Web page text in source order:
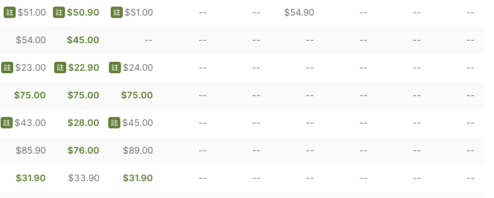
$51.00
註 $50.90
註 $51.00
註 -- -- $54.90 -- -- --
$54.00 $45.00 -- -- -- -- -- -- --
$23.00
註 $22.90
註 $24.00
註 -- -- -- -- -- --
$75.00 $75.00 $75.00 -- -- -- -- -- --
$43.00
註 $28.00 $45.00
註 -- -- -- -- -- --
$85.90 $76.00 $89.00 -- -- -- -- -- --
$31.90 $33.90 $31.90 -- -- -- -- -- --